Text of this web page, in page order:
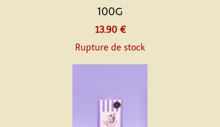
100g
13.90 €
Rupture de stock